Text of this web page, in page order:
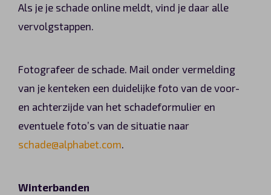
Als je je schade online meldt, vind je daar alle
vervolgstappen.
Fotografeer de schade. Mail onder vermelding
van je kenteken een duidelijke foto van de voor-
en achterzijde van het schadeformulier en
eventuele foto’s van de situatie naar
schade@alphabet.com
Winterbanden